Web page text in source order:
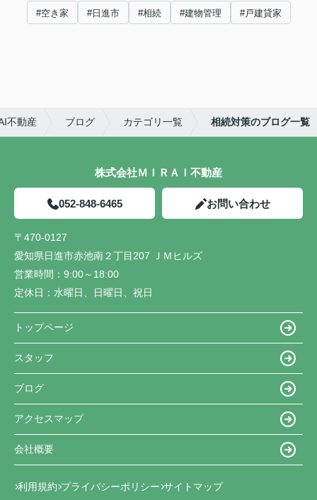
#空き家 #日進市 #相続 #建物管理 #戸建貸家
不動産 ブログ カテゴリ一覧 相続対策のブログ一覧
株式会社ＭＩＲＡＩ不動産
052-848-6465 お問い合わせ
〒470-0127
愛知県日進市赤池南２丁目207 ＪＭヒルズ
営業時間： 9:00～18:00
定休日： 水曜日、日曜日、祝日
トップページ
スタッフ
ブログ
アクセスマップ
会社概要
利用規約 プライバシーポリシー サイトマップ